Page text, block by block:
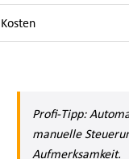
Kosten
Profi-Tipp:
manuelle
Aufmerksamkeit.